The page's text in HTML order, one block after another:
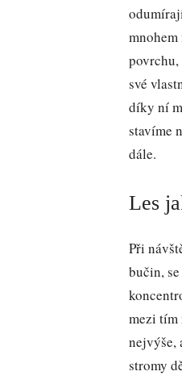
své
díky ní
stavíme
dále.
Les
Při
bučin,
mezi tím
nejvýše,
stromy